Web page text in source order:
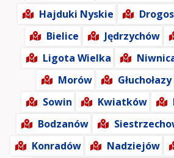
Hajduki Nyskie
Bielice
Jędrzychów
Ligota Wielka
Morów
Głuchołazy
Sowin
Kwiatków
Bodzanów
Konradów
Nadziejów